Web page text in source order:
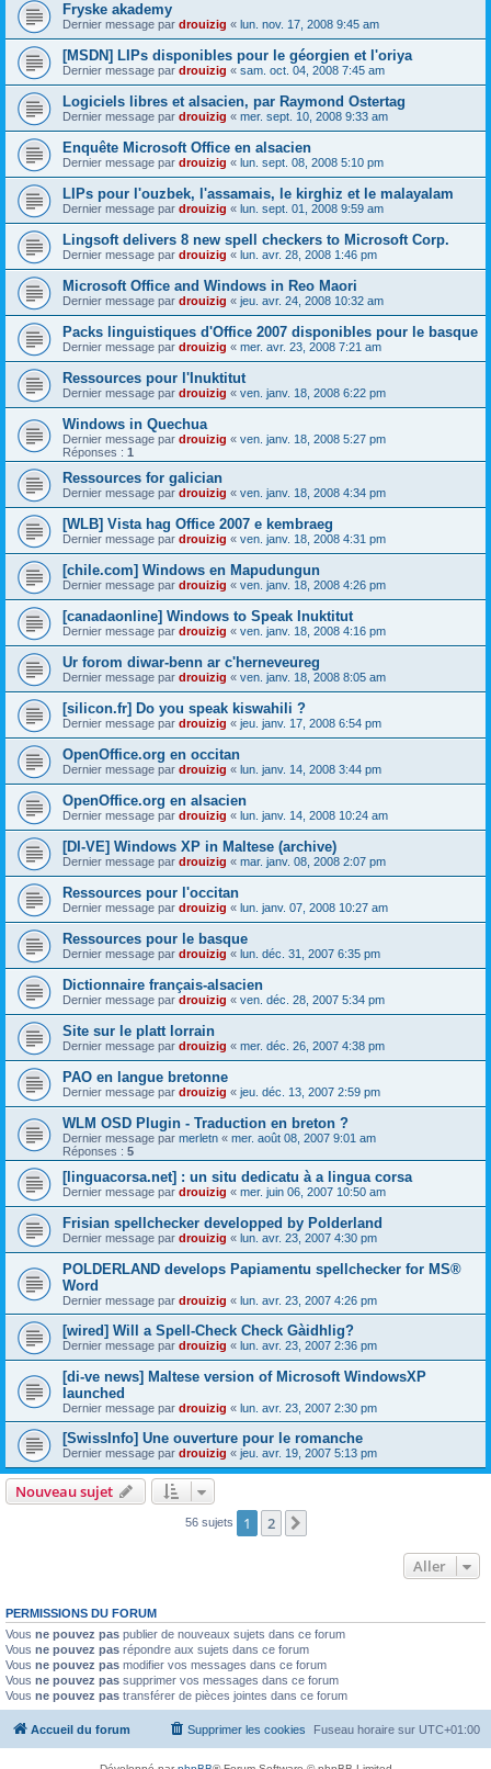
Fryske akademy
Dernier message par drouizig « lun. nov. 17, 2008 9:45 am
[MSDN] LIPs disponibles pour le géorgien et l'oriya
Dernier message par drouizig « sam. oct. 04, 2008 7:45 am
Logiciels libres et alsacien, par Raymond Ostertag
Dernier message par drouizig « mer. sept. 10, 2008 9:33 am
Enquête Microsoft Office en alsacien
Dernier message par drouizig « lun. sept. 08, 2008 5:10 pm
LIPs pour l'ouzbek, l'assamais, le kirghiz et le malayalam
Dernier message par drouizig « lun. sept. 01, 2008 9:59 am
Lingsoft delivers 8 new spell checkers to Microsoft Corp.
Dernier message par drouizig « lun. avr. 28, 2008 1:46 pm
Microsoft Office and Windows in Reo Maori
Dernier message par drouizig « jeu. avr. 24, 2008 10:32 am
Packs linguistiques d'Office 2007 disponibles pour le basque
Dernier message par drouizig « mer. avr. 23, 2008 7:21 am
Ressources pour l'Inuktitut
Dernier message par drouizig « ven. janv. 18, 2008 6:22 pm
Windows in Quechua
Dernier message par drouizig « ven. janv. 18, 2008 5:27 pm
Réponses : 1
Ressources for galician
Dernier message par drouizig « ven. janv. 18, 2008 4:34 pm
[WLB] Vista hag Office 2007 e kembraeg
Dernier message par drouizig « ven. janv. 18, 2008 4:31 pm
[chile.com] Windows en Mapudungun
Dernier message par drouizig « ven. janv. 18, 2008 4:26 pm
[canadaonline] Windows to Speak Inuktitut
Dernier message par drouizig « ven. janv. 18, 2008 4:16 pm
Ur forom diwar-benn ar c'herneveureg
Dernier message par drouizig « ven. janv. 18, 2008 8:05 am
[silicon.fr] Do you speak kiswahili ?
Dernier message par drouizig « jeu. janv. 17, 2008 6:54 pm
OpenOffice.org en occitan
Dernier message par drouizig « lun. janv. 14, 2008 3:44 pm
OpenOffice.org en alsacien
Dernier message par drouizig « lun. janv. 14, 2008 10:24 am
[DI-VE] Windows XP in Maltese (archive)
Dernier message par drouizig « mar. janv. 08, 2008 2:07 pm
Ressources pour l'occitan
Dernier message par drouizig « lun. janv. 07, 2008 10:27 am
Ressources pour le basque
Dernier message par drouizig « lun. déc. 31, 2007 6:35 pm
Dictionnaire français-alsacien
Dernier message par drouizig « ven. déc. 28, 2007 5:34 pm
Site sur le platt lorrain
Dernier message par drouizig « mer. déc. 26, 2007 4:38 pm
PAO en langue bretonne
Dernier message par drouizig « jeu. déc. 13, 2007 2:59 pm
WLM OSD Plugin - Traduction en breton ?
Dernier message par merletn « mer. août 08, 2007 9:01 am
Réponses : 5
[linguacorsa.net] : un situ dedicatu à a lingua corsa
Dernier message par drouizig « mer. juin 06, 2007 10:50 am
Frisian spellchecker developped by Polderland
Dernier message par drouizig « lun. avr. 23, 2007 4:30 pm
POLDERLAND develops Papiamentu spellchecker for MS®
Word
Dernier message par drouizig « lun. avr. 23, 2007 4:26 pm
[wired] Will a Spell-Check Check Gàidhlig?
Dernier message par drouizig « lun. avr. 23, 2007 2:36 pm
[di-ve news] Maltese version of Microsoft WindowsXP
launched
Dernier message par drouizig « lun. avr. 23, 2007 2:30 pm
[SwissInfo] Une ouverture pour le romanche
Dernier message par drouizig « jeu. avr. 19, 2007 5:13 pm
Nouveau sujet
56 sujets 1 2
Aller
PERMISSIONS DU FORUM
Vous ne pouvez pas publier de nouveaux sujets dans ce forum
Vous ne pouvez pas répondre aux sujets dans ce forum
Vous ne pouvez pas modifier vos messages dans ce forum
Vous ne pouvez pas supprimer vos messages dans ce forum
Vous ne pouvez pas transférer de pièces jointes dans ce forum
Accueil du forum Fuseau horaire sur UTC+01:00
Supprimer les cookies